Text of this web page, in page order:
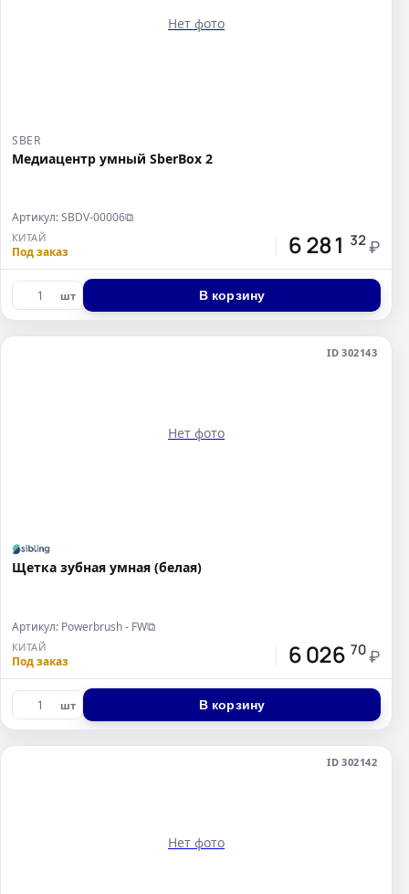
Нет фото
SBER
Медиацентр умный SberBox 2
Артикул: SBDV-00006⧉
КИТАЙ
Под заказ 6 281 32 ₽
шт В корзину
ID 302143
Нет фото
Щетка зубная умная (белая)
Артикул: Powerbrush - FW⧉
КИТАЙ
Под заказ 6 026 70 ₽
шт В корзину
ID 302142
Нет фото